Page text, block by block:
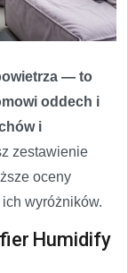
— to
oddech i
i
zestawienie
oceny
wyróżników.
Humidify